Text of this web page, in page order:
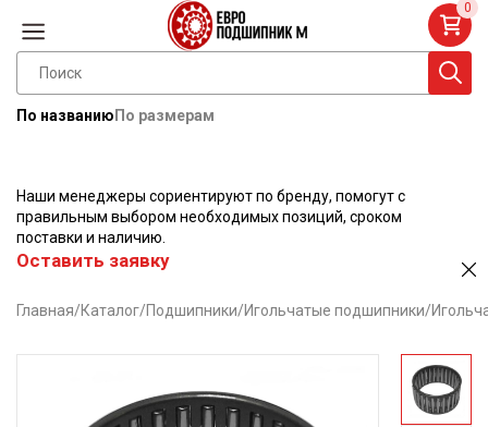
По названию По размерам
0
Наши менеджеры сориентируют по бренду, помогут с
правильным выбором необходимых позиций, сроком
поставки и наличию.
Оставить заявку
Главная/Каталог/Подшипники/Игольчатые подшипники/